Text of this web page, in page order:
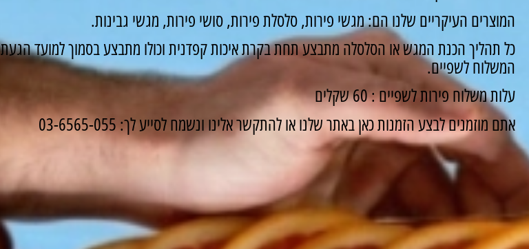
המוצרים העיקריים שלנו הם: מגשי פירות, סלסלת פירות, סושי פירות, מגשי גבינות.
כל תהליך הכנת המגש או הסלסלה מתבצע תחת בקרת איכות קפדנית וכולו מתבצע בסמוך למועד הגעת
המשלוח לשפיים.
עלות משלוח פירות לשפיים : 60 שקלים
אתם מוזמנים לבצע הזמנות כאן באתר שלנו או להתקשר אלינו ונשמח לסייע לך: 03-6565-055